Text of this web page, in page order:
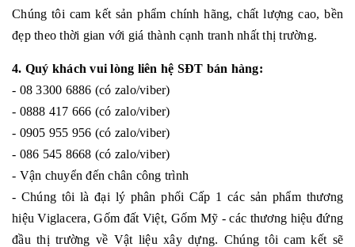
Chúng tôi cam kết sản phẩm chính hãng, chất lượng cao, bền
đẹp theo thời gian với giá thành cạnh tranh nhất thị trường.
4. Quý khách vui lòng liên hệ SĐT bán hàng:
- 08 3300 6886 (có zalo/viber)
- 0888 417 666 (có zalo/viber)
- 0905 955 956 (có zalo/viber)
- 086 545 8668 (có zalo/viber)
- Vận chuyển đến chân công trình
- Chúng tôi là đại lý phân phối Cấp 1 các sản phẩm thương
hiệu Viglacera, Gốm đất Việt, Gốm Mỹ - các thương hiệu đứng
đầu thị trường về Vật liệu xây dựng. Chúng tôi cam kết sẽ